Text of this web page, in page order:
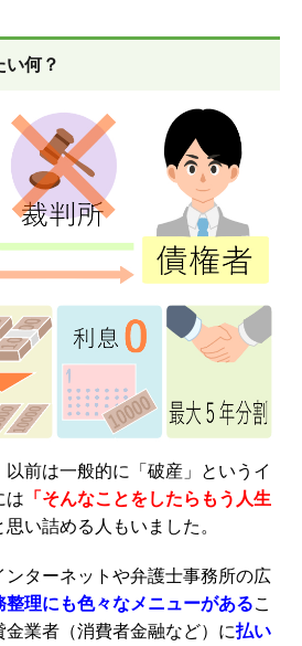
い何？
前は一般的に「破産」というイ
は 「そんなことをしたらもう人生
思い詰める人もいました。
ンターネットや弁護士事務所の広
整理にも色々なメニューがあるこ
業者（消費者金融など）に払い